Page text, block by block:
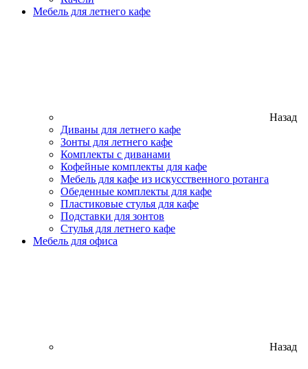
Мебель для летнего кафе
Назад
Диваны для летнего кафе
Зонты для летнего кафе
Комплекты с диванами
Кофейные комплекты для кафе
Мебель для кафе из искусственного ротанга
Обеденные комплекты для кафе
Пластиковые стулья для кафе
Подставки для зонтов
Стулья для летнего кафе
Мебель для офиса
Назад